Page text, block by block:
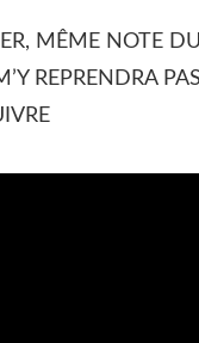
MÊME NOTE
REPRENDRA